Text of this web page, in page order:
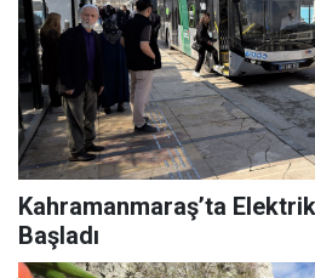
Kahramanmaraş’ta
Başladı